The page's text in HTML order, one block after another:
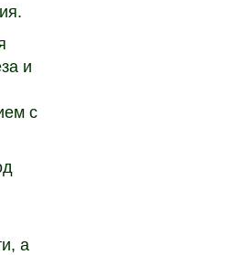
и
с
а